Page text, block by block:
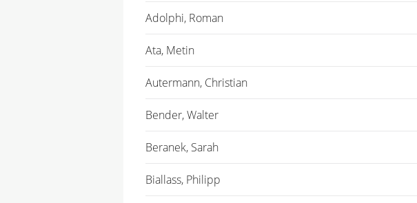
Adolphi, Roman
Ata, Metin
Autermann, Christian
Bender, Walter
Beranek, Sarah
Biallass, Philipp